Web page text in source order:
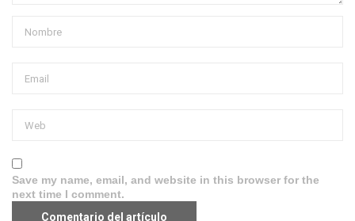
Save my name, email, and website in this browser for the
next time I comment.